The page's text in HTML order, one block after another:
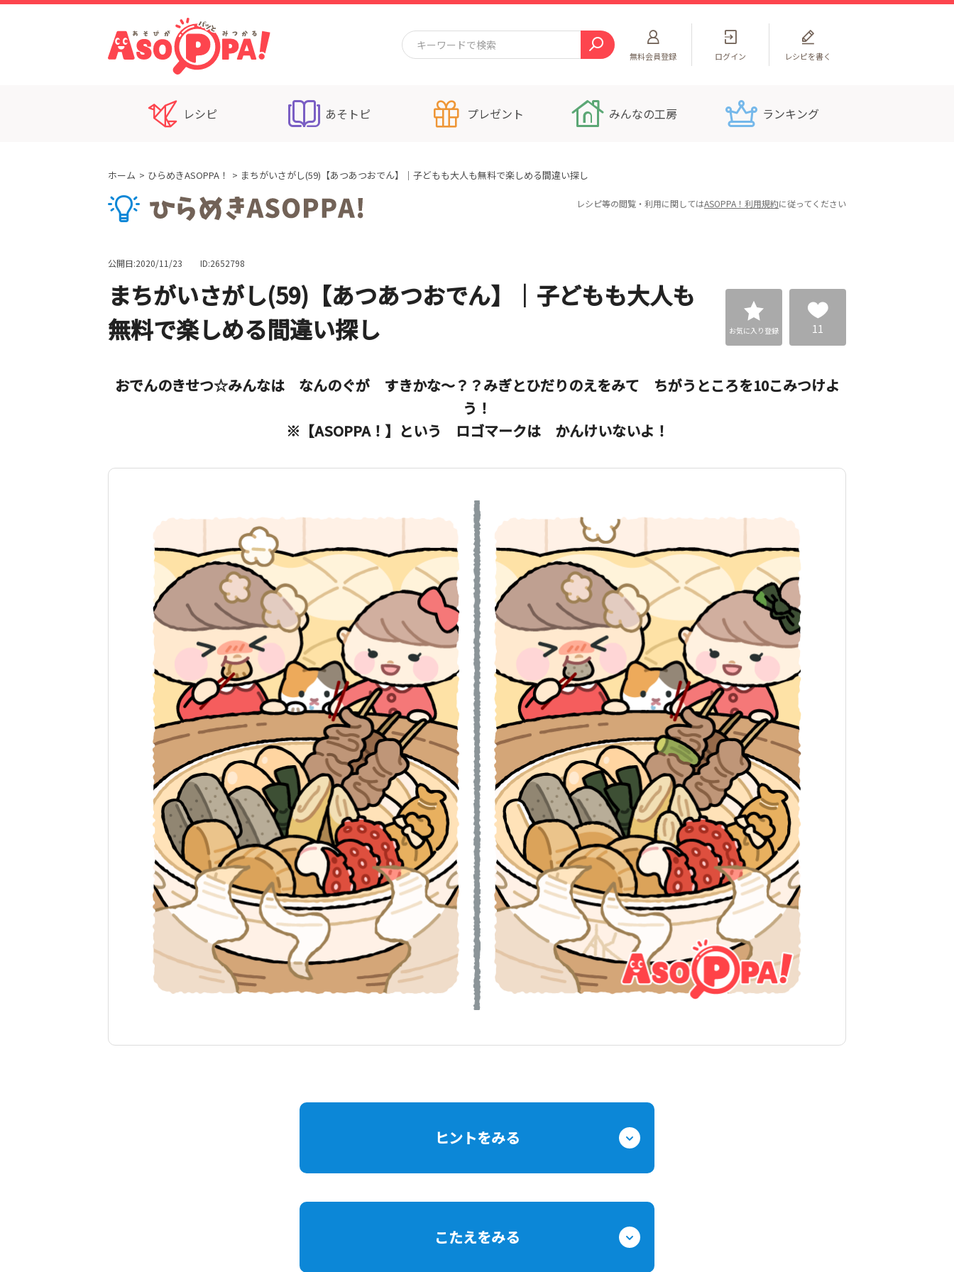
無料会員登録 ログイン レシピを書く
レシピ あそトピ プレゼント みんなの工房 ランキング
ホーム ひらめきASOPPA！ まちがいさがし(59)【あつあつおでん】｜子どもも大人も無料で楽しめる間違い探し
レシピ等の閲覧・利用に関してはASOPPA！利用規約に従ってください
公開日:2020/11/23 ID:2652798
まちがいさがし(59)【あつあつおでん】｜子どもも大人も
無料で楽しめる間違い探し
お気に入り登録 11
おでんのきせつ☆みんなは なんのぐが すきかな～？？みぎとひだりのえをみて ちがうところを10こみつけよ
う！
※【ASOPPA！】という ロゴマークは かんけいないよ！
ヒントをみる
こたえをみる